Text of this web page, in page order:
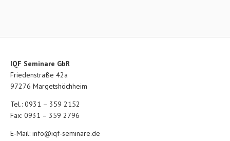
IQF Seminare GbR
Friedenstraße 42a
97276 Margetshöchheim
Tel.: 0931 – 359 2152
Fax: 0931 – 359 2796
E-Mail: info@iqf-seminare.de